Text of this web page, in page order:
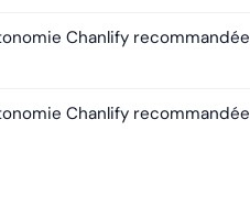
Chanlify recommandée
Chanlify recommandée